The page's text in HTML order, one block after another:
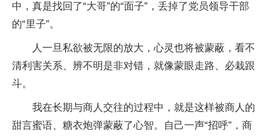
中，真是找回了“大哥”的“面子”，丢掉了党员领导干部
的“里子”。
人一旦私欲被无限的放大，心灵也将被蒙蔽，看不
清利害关系、辨不明是非对错，就像蒙眼走路、必栽跟
斗。
我在长期与商人交往的过程中，就是这样被商人的
甜言蜜语、糖衣炮弹蒙蔽了心智。自己一声“招呼”，商